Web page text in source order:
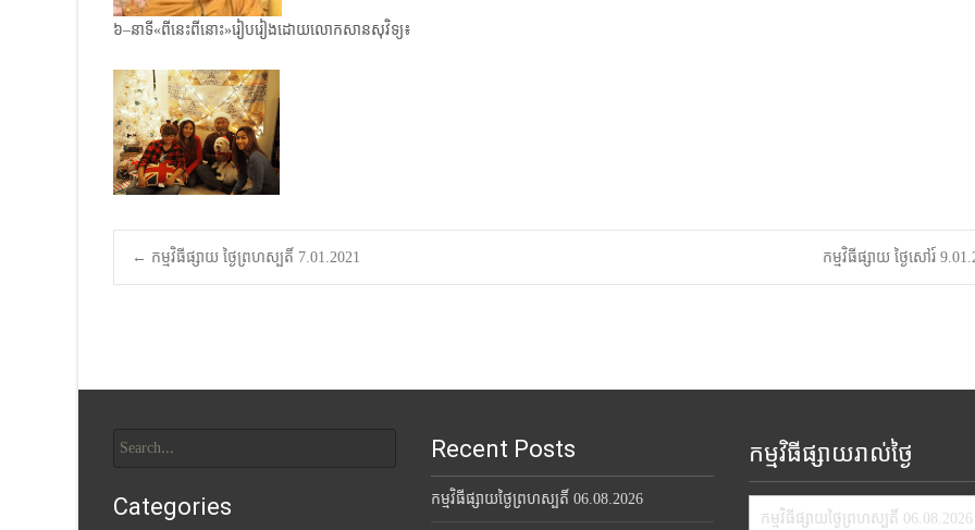
៦–នាទី«ពីនេះពីនោះ»រៀបរៀងដោយលោកសានសុវិទ្យ៖
Post
← កម្មវិធីផ្សាយ ថ្ងៃព្រហស្បតិ៍ 7.01.2021 កម្មវិធីផ្សាយ ថ្ងៃសៅរ៍
for:
Recent Posts
កម្មវិធីផ្សាយថ្ងៃព្រហស្បតិ៍ 06.08.2026
កម្មវិធីផ្សាយរាល់ថ្ងៃ
កម្មវិធីផ្សាយថ្ងៃព្រហស្បតិ៍ 06.08.2026
Categories